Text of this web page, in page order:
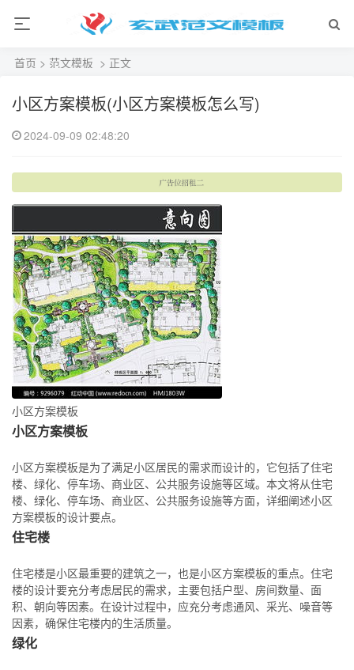
首页 > 范文模板 > 正文
小区方案模板(小区方案模板怎么写)
2024-09-09 02:48:20
小区方案模板
小区方案模板
小区方案模板是为了满足小区居民的需求而设计的，它包括了住宅
楼、绿化、停车场、商业区、公共服务设施等区域。本文将从住宅
楼、绿化、停车场、商业区、公共服务设施等方面，详细阐述小区
方案模板的设计要点。
住宅楼
住宅楼是小区最重要的建筑之一，也是小区方案模板的重点。住宅
楼的设计要充分考虑居民的需求，主要包括户型、房间数量、面
积、朝向等因素。在设计过程中，应充分考虑通风、采光、噪音等
因素，确保住宅楼内的生活质量。
绿化